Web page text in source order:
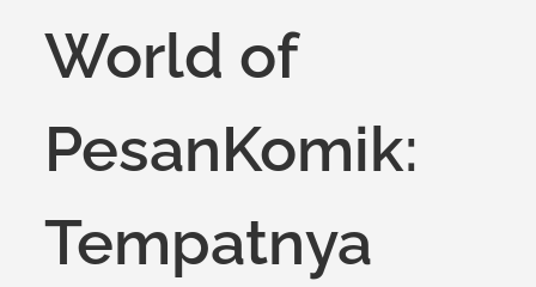
World of
PesanKomik:
Tempatnya